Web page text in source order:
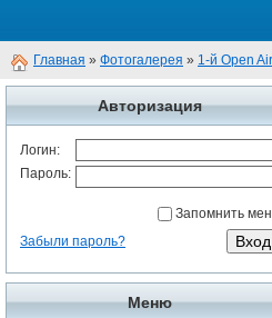
Главная » Фотогалерея » 1-й Open
Авторизация
Логин:
Пароль:
Запомнить
Забыли пароль?
Меню